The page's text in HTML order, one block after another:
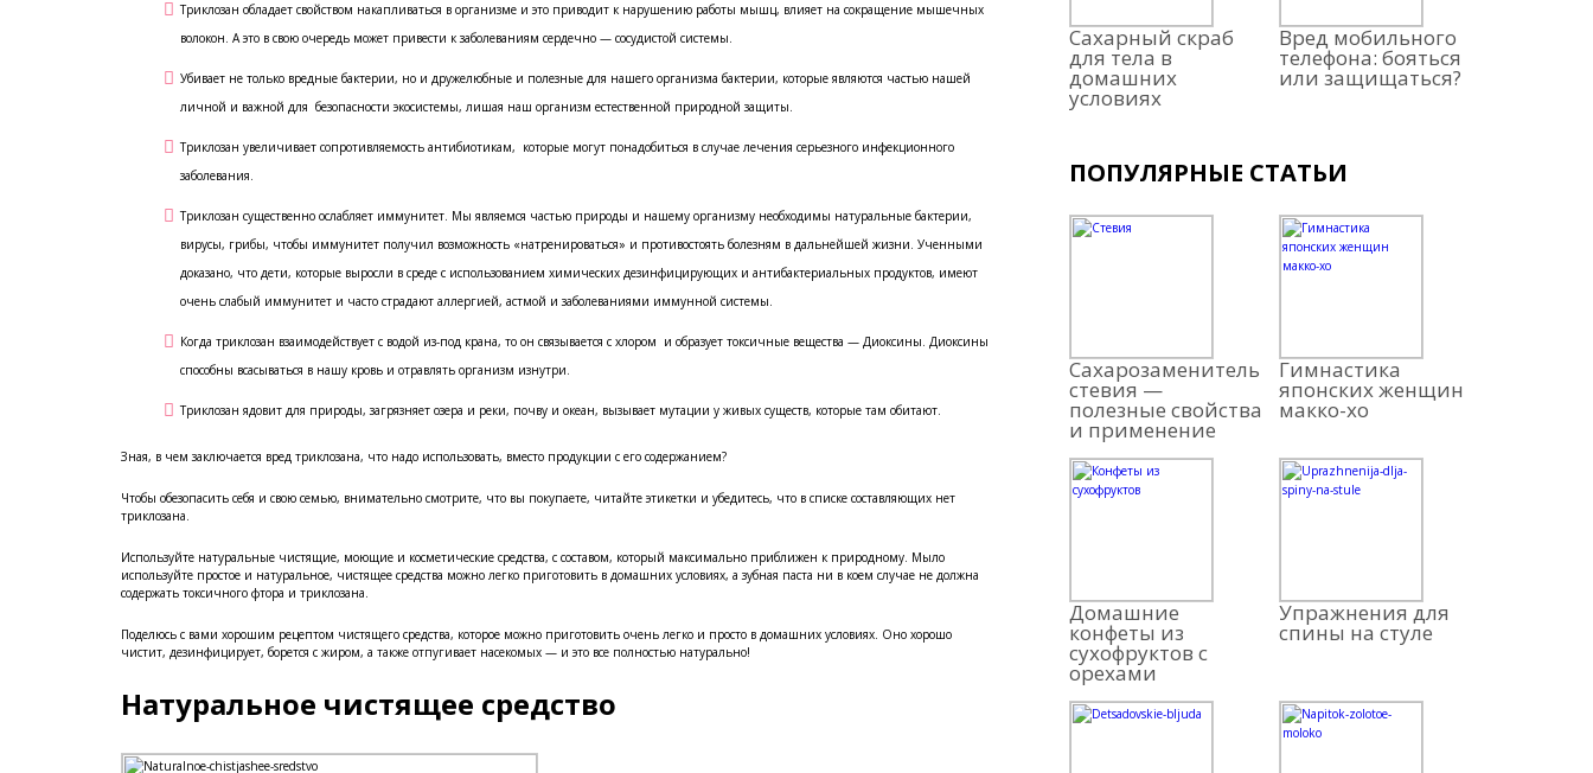
Триклозан обладает свойством накапливаться в организме и это приводит к нарушению работы мышц, влияет на сокращение мышечных
волокон. А это в свою очередь может привести к заболеваниям сердечно — сосудистой системы.
Убивает не только вредные бактерии, но и дружелюбные и полезные для нашего организма бактерии, которые являются частью нашей
личной и важной для безопасности экосистемы, лишая наш организм естественной природной защиты.
Триклозан увеличивает сопротивляемость антибиотикам, которые могут понадобиться в случае лечения серьезного инфекционного
заболевания.
Триклозан существенно ослабляет иммунитет. Мы являемся частью природы и нашему организму необходимы натуральные бактерии,
вирусы, грибы, чтобы иммунитет получил возможность «натренироваться» и противостоять болезням в дальнейшей жизни. Ученными
доказано, что дети, которые выросли в среде с использованием химических дезинфицирующих и антибактериальных продуктов, имеют
очень слабый иммунитет и часто страдают аллергией, астмой и заболеваниями иммунной системы.
Когда триклозан взаимодействует с водой из-под крана, то он связывается с хлором и образует токсичные вещества — Диоксины. Диоксины
способны всасываться в нашу кровь и отравлять организм изнутри.
Триклозан ядовит для природы, загрязняет озера и реки, почву и океан, вызывает мутации у живых существ, которые там обитают.
Зная, в чем заключается вред триклозана, что надо использовать, вместо продукции с его содержанием?
Чтобы обезопасить себя и свою семью, внимательно смотрите, что вы покупаете, читайте этикетки и убедитесь, что в списке составляющих нет
триклозана.
Используйте натуральные чистящие, моющие и косметические средства, с составом, который максимально приближен к природному. Мыло
используйте простое и натуральное, чистящее средства можно легко приготовить в домашних условиях, а зубная паста ни в коем случае не должна
содержать токсичного фтора и триклозана.
Поделюсь с вами хорошим рецептом чистящего средства, которое можно приготовить очень легко и просто в домашних условиях. Оно хорошо
чистит, дезинфицирует, борется с жиром, а также отпугивает насекомых — и это все полностью натурально!
Натуральное чистящее средство
Сахарный скраб
для тела в
домашних
условиях
Вред мобильного
телефона: бояться
или защищаться?
ПОПУЛЯРНЫЕ СТАТЬИ
Сахарозаменитель
стевия —
полезные свойства
и применение
Гимнастика
японских женщин
макко-хо
Домашние
конфеты из
сухофруктов с
орехами
Упражнения для
спины на стуле